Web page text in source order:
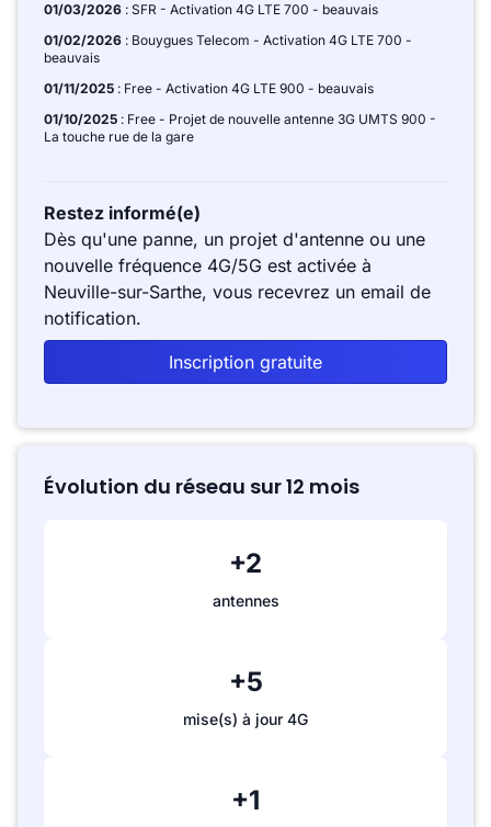
01/03/2026 : SFR - Activation 4G LTE 700 - beauvais
01/02/2026 : Bouygues Telecom - Activation 4G LTE 700 -
beauvais
01/11/2025 : Free - Activation 4G LTE 900 - beauvais
01/10/2025 : Free - Projet de nouvelle antenne 3G UMTS 900 -
La touche rue de la gare
Restez informé(e)
Dès qu'une panne, un projet d'antenne ou une
nouvelle fréquence 4G/5G est activée à
Neuville-sur-Sarthe, vous recevrez un email de
notification.
Inscription gratuite
Évolution du réseau sur 12 mois
+2
antennes
+5
mise(s) à jour 4G
+1